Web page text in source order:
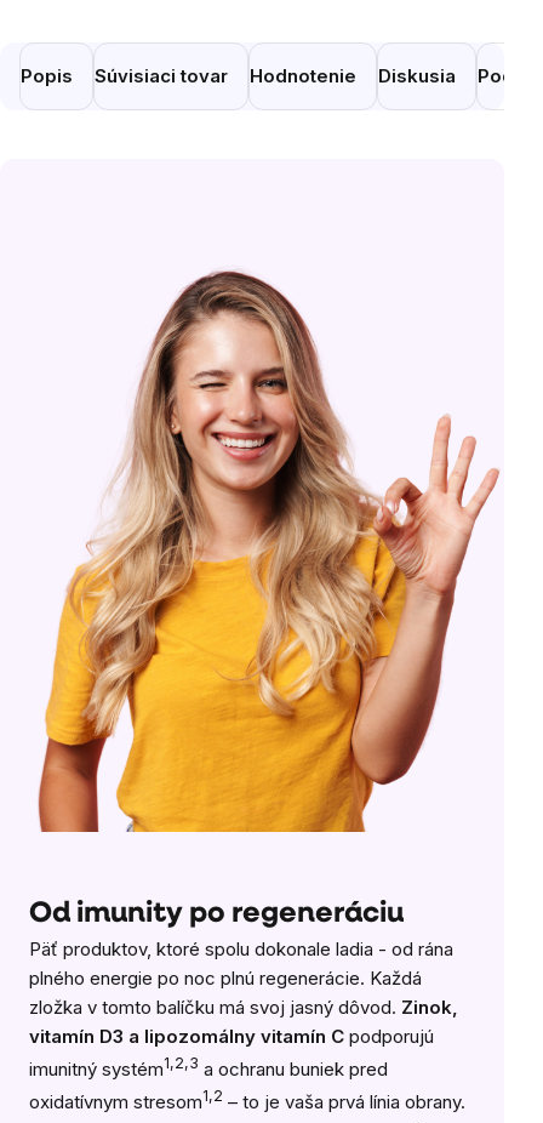
Popis Súvisiaci tovar Hodnotenie Diskusia
Od imunity po regeneráciu
Päť produktov, ktoré spolu dokonale ladia - od rána
plného energie po noc plnú regenerácie. Každá
zložka v tomto balíčku má svoj jasný dôvod. Zinok,
vitamín D3 a lipozomálny vitamín C podporujú
imunitný systém1,2,3 a ochranu buniek pred
oxidatívnym stresom1,2 – to je vaša prvá línia obrany.